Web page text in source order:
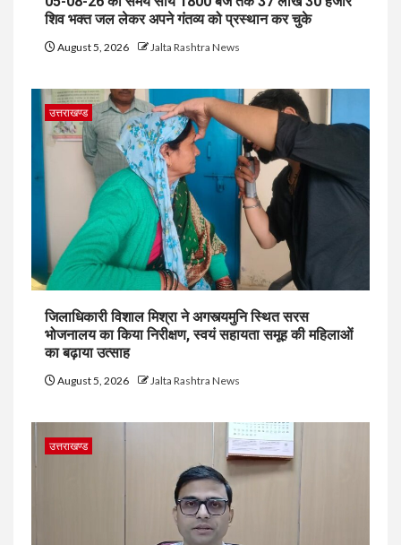
शिव भक्त जल लेकर अपने गंतव्य को प्रस्थान कर चुके
August 5, 2026 Jalta Rashtra News
उत्तराखण्ड
जिलाधिकारी विशाल मिश्रा ने अगस्त्यमुनि स्थित सरस
भोजनालय का किया निरीक्षण, स्वयं सहायता समूह की महिलाओं
का बढ़ाया उत्साह
August 5, 2026 Jalta Rashtra News
उत्तराखण्ड